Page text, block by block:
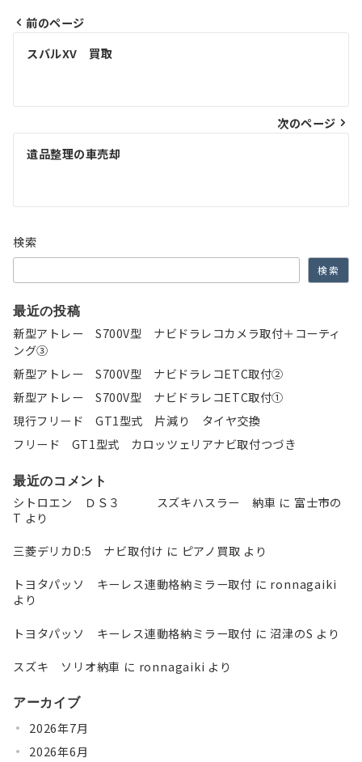
投
ビ
ゲ
シ
ョ
ン
前のページ
スバルXV 買取
次のページ
遺品整理の車売却
検索
検索
最近の投稿
新型アトレー S700V型 ナビドラレコカメラ取付＋コーティ
ング③
新型アトレー S700V型 ナビドラレコETC取付②
新型アトレー S700V型 ナビドラレコETC取付①
現行フリード GT1型式 片減り タイヤ交換
フリード GT1型式 カロッツェリアナビ取付つづき
最近のコメント
シトロエン ＤＳ３ スズキハスラー 納車 に 富士市の
T より
三菱デリカD:5 ナビ取付け に ピアノ買取 より
トヨタパッソ キーレス連動格納ミラー取付 に ronnagaiki
より
トヨタパッソ キーレス連動格納ミラー取付 に沼津のS より
スズキ ソリオ納車 に ronnagaiki より
アーカイブ
2026年7月
2026年6月